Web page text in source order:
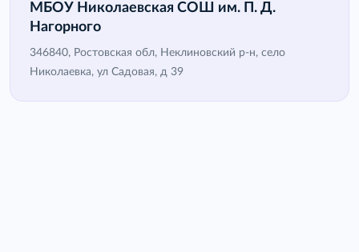
МБОУ Николаевская СОШ им. П. Д.
Нагорного
346840, Ростовская обл, Неклиновский р-н, село
Николаевка, ул Садовая, д 39